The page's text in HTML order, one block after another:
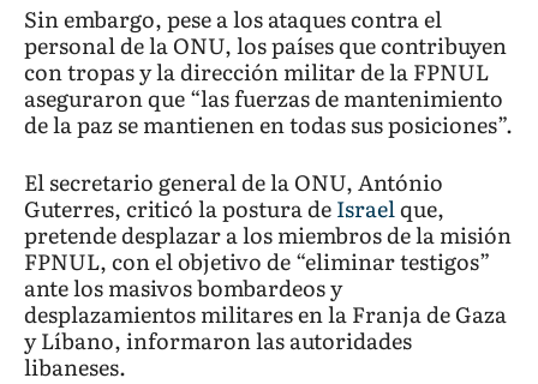
Sin embargo, pese a los ataques contra el
personal de la ONU, los países que contribuyen
con tropas y la dirección militar de la FPNUL
aseguraron que “las fuerzas de mantenimiento
de la paz se mantienen en todas sus posiciones”.
El secretario general de la ONU, António
Guterres, criticó la postura deIsraelque,
pretende desplazar a los miembros de la misión
FPNUL, con el objetivo de “eliminar testigos”
ante los masivos bombardeos y
desplazamientos militares en la Franja de Gaza
y Líbano, informaron las autoridades
libaneses.